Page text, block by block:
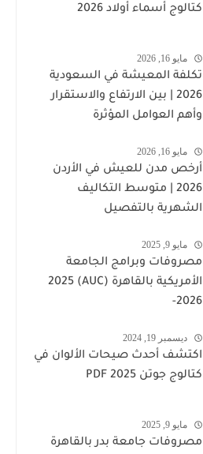
كتالوج أسماء أولاد 2026
مايو 16, 2026
تكلفة المعيشة في السعودية
2026 | بين الارتفاع والاستقرار
وأهم العوامل المؤثرة
مايو 16, 2026
أرخص مدن للعيش في الأردن
2026 | متوسط التكاليف
الشهرية بالتفصيل
مايو 9, 2025
مصروفات وبرامج الجامعة
الأمريكية بالقاهرة (AUC) 2025
-2026
ديسمبر 19, 2024
اكتشف أحدث صيحات الألوان في
كتالوج جوتن PDF 2025
مايو 9, 2025
مصروفات جامعة بدر بالقاهرة